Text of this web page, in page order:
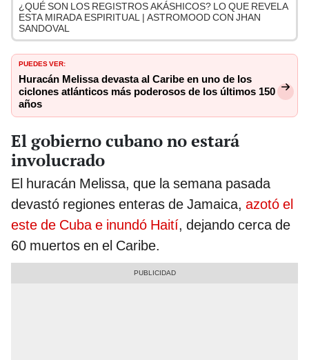
¿QUÉ SON LOS REGISTROS AKÁSHICOS? LO QUE REVELA
ESTA MIRADA ESPIRITUAL | ASTROMOOD CON JHAN
SANDOVAL
PUEDES VER:
Huracán Melissa devasta al Caribe en uno de los
ciclones atlánticos más poderosos de los últimos 150
años
El gobierno cubano no estará
involucrado
El huracán Melissa, que la semana pasada
devastó regiones enteras de Jamaica, azotó el
este de Cuba e inundó Haití, dejando cerca de
60 muertos en el Caribe.